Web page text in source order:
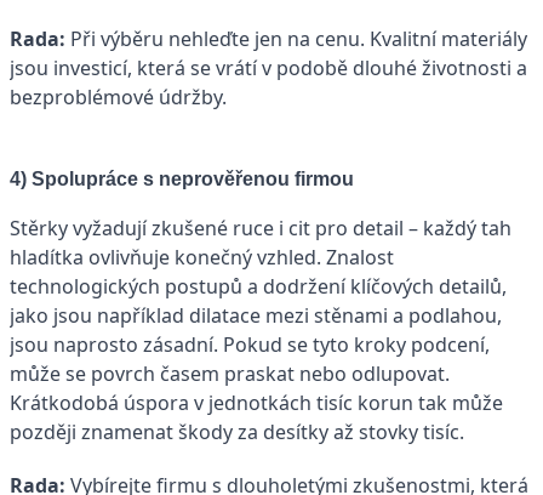
Rada: Při výběru nehleďte jen na cenu. Kvalitní materiály
jsou investicí, která se vrátí v podobě dlouhé životnosti a
bezproblémové údržby.
4) Spolupráce s neprověřenou firmou
Stěrky vyžadují zkušené ruce i cit pro detail – každý tah
hladítka ovlivňuje konečný vzhled. Znalost
technologických postupů a dodržení klíčových detailů,
jako jsou například dilatace mezi stěnami a podlahou,
jsou naprosto zásadní. Pokud se tyto kroky podcení,
může se povrch časem praskat nebo odlupovat.
Krátkodobá úspora v jednotkách tisíc korun tak může
později znamenat škody za desítky až stovky tisíc.
Rada: Vybírejte firmu s dlouholetými zkušenostmi, která